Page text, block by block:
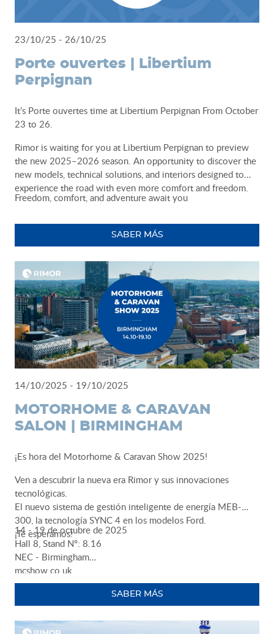
23/10/25 - 26/10/25
Porte ouvertes | Libertium
Perpignan
It’s Porte ouvertes time at Libertium Perpignan From October
23 to 26.
Rimor is waiting for you at Libertium Perpignan to preview
the new 2025–2026 season. An opportunity to discover the
new models, technical solutions, and interiors designed to
experience the road with even more comfort and freedom.
Freedom, comfort, and adventure await you
SABER MÁS
14/10/2025 - 19/10/2025
MOTORHOME & CARAVAN
SALON | BIRMINGHAM
¡Es hora del Motorhome & Caravan Show 2025!
Ven a descubrir la nueva era Rimor y sus innovaciones
tecnológicas.
El nuevo sistema de gestión inteligente de energía MEB-
300, la tecnología SYNC 4 en los modelos Ford.
¡Te esperamos!
14 - 19 de octubre de 2025
Hall 8, Stand Nº: 8.16
NEC - Birmingham
mcshow.co.uk
SABER MÁS